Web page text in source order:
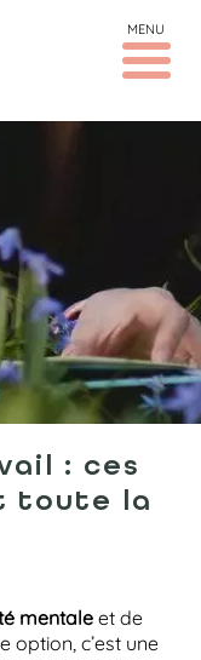
MENU
: ces
toute la
mentaleet de
option, c’est une